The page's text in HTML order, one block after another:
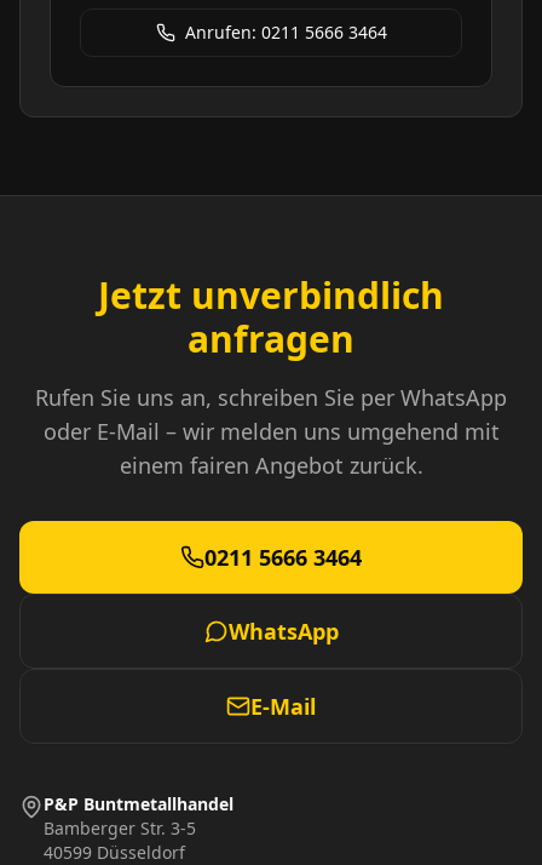
Anrufen: 0211 5666 3464
Jetzt unverbindlich
anfragen
Rufen Sie uns an, schreiben Sie per WhatsApp
oder E-Mail – wir melden uns umgehend mit
einem fairen Angebot zurück.
0211 5666 3464
WhatsApp
E-Mail
P&P Buntmetallhandel
Bamberger Str. 3-5
40599 Düsseldorf